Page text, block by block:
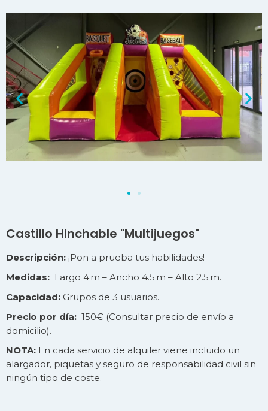
Castillo Hinchable "Multijuegos"
Descripción: ¡Pon a prueba tus habilidades!
Medidas: Largo 4 m – Ancho 4.5 m – Alto 2.5 m.
Capacidad: Grupos de 3 usuarios.
Precio por día: 150€ (Consultar precio de envío a
domicilio).
NOTA: En cada servicio de alquiler viene incluido un
alargador, piquetas y seguro de responsabilidad civil sin
ningún tipo de coste.